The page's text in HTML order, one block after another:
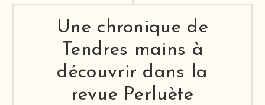
Une chronique de
Tendres mains à
découvrir dans la
revue Perluète